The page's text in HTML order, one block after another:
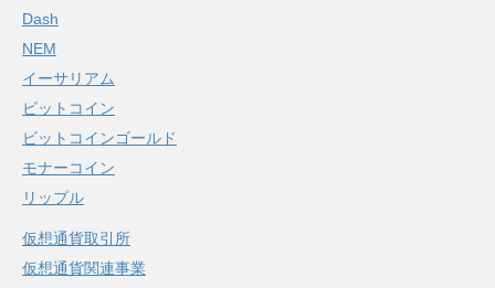
Dash
NEM
イーサリアム
ビットコイン
ビットコインゴールド
モナーコイン
リップル
仮想通貨取引所
仮想通貨関連事業